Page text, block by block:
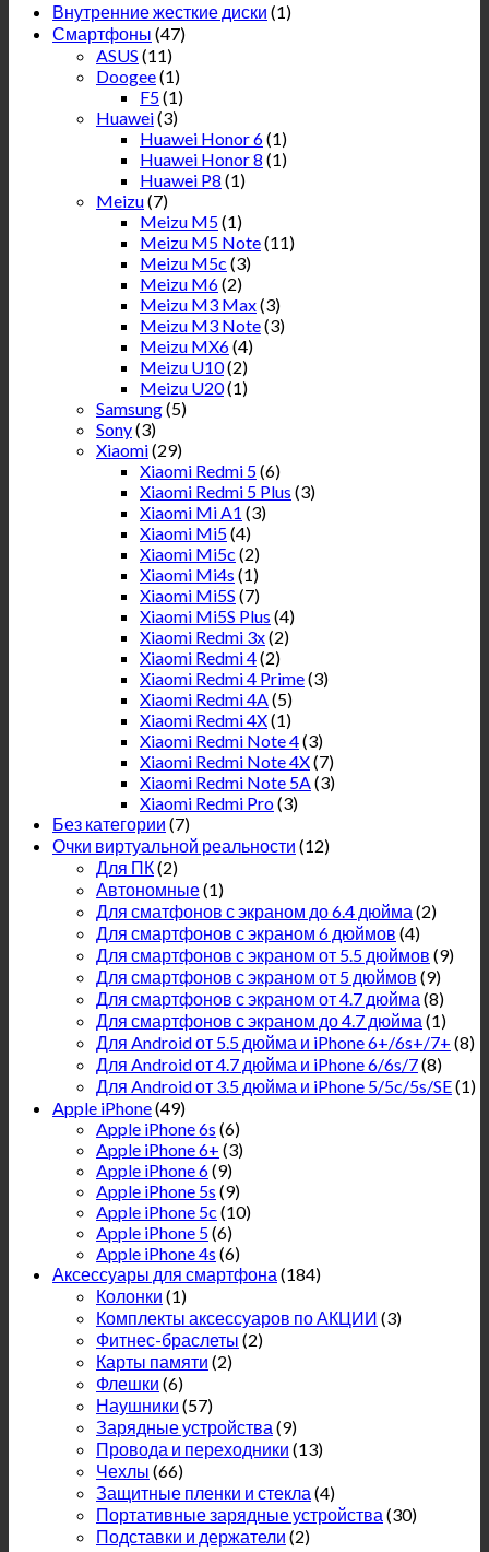
Внутренние жесткие диски (1)
Смартфоны (47)
ASUS (11)
Doogee(1)
F5(1)
Huawei(3)
Huawei Honor 6(1)
Huawei Honor 8 (1)
Huawei P8 (1)
Meizu(7)
Meizu M5(1)
Meizu M5 Note(11)
Meizu M5c (3)
Meizu M6(2)
Meizu M3 Max(3)
Meizu M3 Note(3)
Meizu MX6(4)
Meizu U10(2)
Meizu U20(1)
Samsung(5)
Sony(3)
Xiaomi(29)
Xiaomi Redmi 5(6)
Xiaomi Redmi 5 Plus (3)
Xiaomi Mi A1 (3)
Xiaomi Mi5(4)
Xiaomi Mi5c (2)
Xiaomi Mi4s (1)
Xiaomi Mi5S (7)
Xiaomi Mi5S Plus (4)
Xiaomi Redmi 3x(2)
Xiaomi Redmi 4(2)
Xiaomi Redmi 4 Prime(3)
Xiaomi Redmi 4A(5)
Xiaomi Redmi 4X(1)
Xiaomi Redmi Note 4(3)
Xiaomi Redmi Note 4X(7)
Xiaomi Redmi Note 5A(3)
Xiaomi Redmi Pro(3)
Без категории (7)
Очки виртуальной реальности (12)
Для ПК(2)
Автономные(1)
Для сматфонов с экраном до 6.4 дюйма (2)
Для смартфонов с экраном 6 дюймов (4)
Для смартфонов с экраном от 5.5 дюймов (9)
Для смартфонов с экраном от 5 дюймов (9)
Для смартфонов с экраном от 4.7 дюйма (8)
Для смартфонов с экраном до 4.7 дюйма (1)
Для Android от 5.5 дюйма и iPhone 6+/6s+/7+ (8)
Для Android от 4.7 дюйма и iPhone 6/6s/7(8)
Для Android от 3.5 дюйма и iPhone 5/5c/5s/SE(1)
Apple iPhone(49)
Apple iPhone 6s (6)
Apple iPhone 6+ (3)
Apple iPhone 6(9)
Apple iPhone 5s (9)
Apple iPhone 5c (10)
Apple iPhone 5(6)
Apple iPhone 4s (6)
Аксессуары для смартфона (184)
Колонки (1)
Комплекты аксессуаров по АКЦИИ (3)
Фитнес-браслеты (2)
Карты памяти (2)
Флешки (6)
Наушники (57)
Зарядные устройства (9)
Провода и переходники (13)
Чехлы (66)
Защитные пленки и стекла (4)
Портативные зарядные устройства (30)
Подставки и держатели (2)